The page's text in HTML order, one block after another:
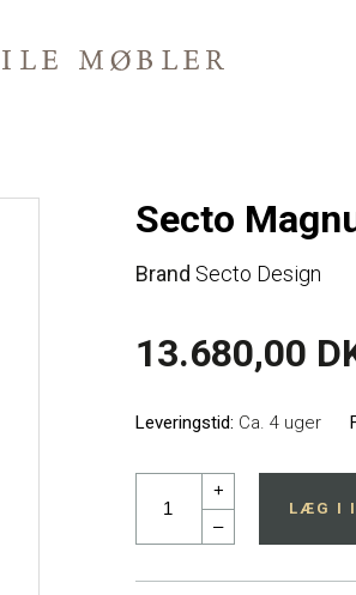
Secto
Brand Secto Design
13.680,00
Leveringstid: Ca. 4 uger
+
–
LÆG I